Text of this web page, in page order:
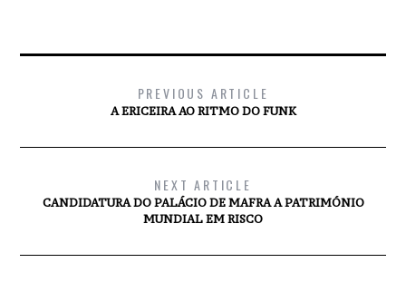
PREVIOUS ARTICLE
A ERICEIRA AO RITMO DO FUNK
NEXT ARTICLE
CANDIDATURA DO PALÁCIO DE MAFRA A PATRIMÓNIO
MUNDIAL EM RISCO